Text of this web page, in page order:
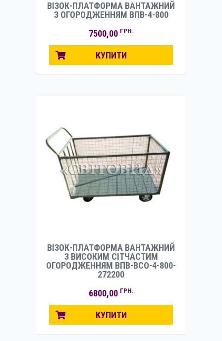
ВІЗОК-ПЛАТФОРМА ВАНТАЖНИЙ
З ОГОРОДЖЕННЯМ ВПВ-4-800
7500,00 ГРН.
КУПИТИ
ВІЗОК-ПЛАТФОРМА ВАНТАЖНИЙ
З ВИСОКИМ СІТЧАСТИМ
ОГОРОДЖЕННЯМ ВПВ-ВСО-4-800-
272200
6800,00 ГРН.
КУПИТИ